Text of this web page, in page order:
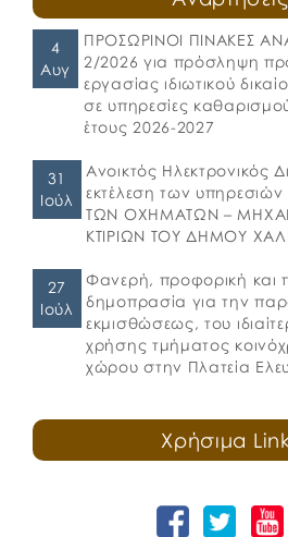
4
Αυγ
ΠΡΟΣΩΡΙΝΟΙ ΠΙΝΑΚΕΣ
2/2026 για πρόσληψη
εργασίας ιδιωτικού
σε υπηρεσίες
έτους 2026-2027
31
Ιούλ
Ανοικτός Ηλεκτρονικός
εκτέλεση των
ΤΩΝ ΟΧΗΜΑΤΩΝ –
ΚΤΙΡΙΩΝ ΤΟΥ ΔΗΜΟΥ
27
Ιούλ
Φανερή, προφορική και
δημοπρασία για την
εκμισθώσεως, του
χρήσης τμήματος
χώρου στην Πλατεία
Χρήσιμα